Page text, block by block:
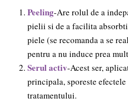
Peeling-Are rolul de a
pielii si de a facilita
piele (se recomanda a se
pentru a nu induce prea
Serul activ-Acest ser,
principala, sporeste
tratamentului.